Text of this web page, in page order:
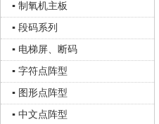
▪ 制氧机主板
▪ 段码系列
▪ 电梯屏、断码
▪ 字符点阵型
▪ 图形点阵型
▪ 中文点阵型